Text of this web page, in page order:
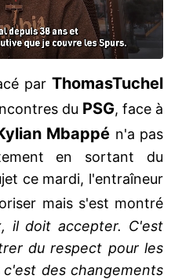
par ThomasTuchel
du PSG, face à
Mbappé n'a pas
en sortant du
ce mardi, l'entraîneur
mais s'est montré
il doit accepter. C'est
du respect pour les
des changements